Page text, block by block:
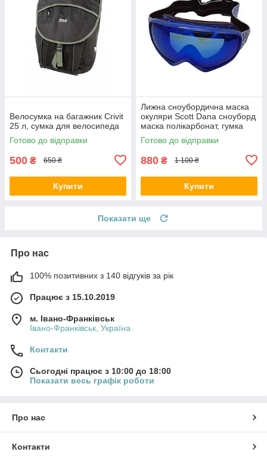
Велосумка на багажник Crivit
25 л, сумка для велосипеда
Готово до відправки
500 ₴ 650 ₴
Купити
Лижна сноубордична маска
окуляри Scott Dana сноуборд
маска полікарбонат, гумка
Готово до відправки
880 ₴ 1 100 ₴
Купити
Показати ще
Про нас
100% позитивних з 140 відгуків за рік
Працює з 15.10.2019
м. Івано-Франківськ
Івано-Франківськ, Україна
Контакти
Сьогодні працює з 10:00 до 18:00
Показати весь графік роботи
Про нас
Контакти